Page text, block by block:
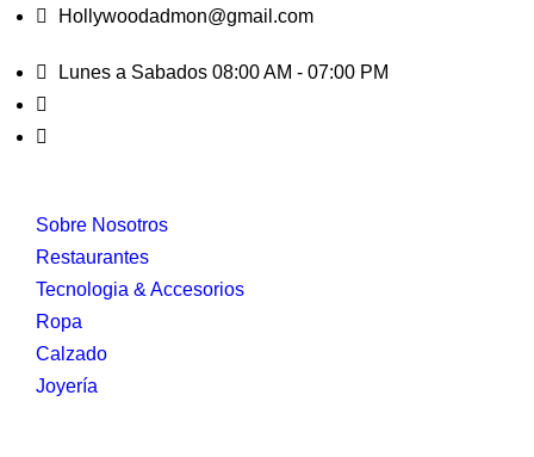
Hollywoodadmon@gmail.com
Lunes a Sabados 08:00 AM - 07:00 PM
Sobre Nosotros
Restaurantes
Tecnologia & Accesorios
Ropa
Calzado
Joyería